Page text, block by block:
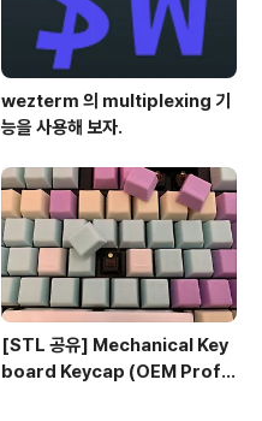
wezterm 의 multiplexing 기
능을 사용해 보자.
[STL 공유] Mechanical Key
board Keycap (OEM Profil